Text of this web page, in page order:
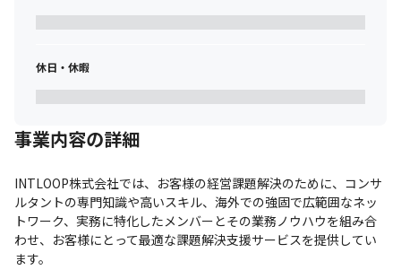
休日・休暇
事業内容の詳細
INTLOOP株式会社では、お客様の経営課題解決のために、コンサ
ルタントの専門知識や高いスキル、海外での強固で広範囲なネッ
トワーク、実務に特化したメンバーとその業務ノウハウを組み合
わせ、お客様にとって最適な課題解決支援サービスを提供してい
ます。